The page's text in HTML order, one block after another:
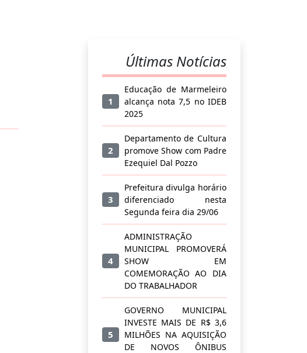
Últimas Notícias
1
Educação de Marmeleiro
alcança nota 7,5 no IDEB
2025
2
Departamento de Cultura
promove Show com Padre
Ezequiel Dal Pozzo
3
Prefeitura divulga horário
diferenciado nesta
Segunda feira dia 29/06
4
ADMINISTRAÇÃO
MUNICIPAL PROMOVERÁ
SHOW EM
COMEMORAÇÃO AO DIA
DO TRABALHADOR
5
GOVERNO MUNICIPAL
INVESTE MAIS DE R$ 3,6
MILHÕES NA AQUISIÇÃO
DE NOVOS ÔNIBUS